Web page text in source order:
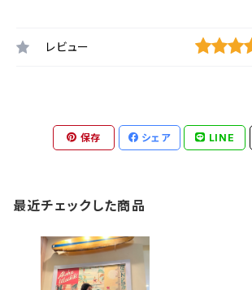
レビュー
保存 シェア LINE
最近チェックした商品